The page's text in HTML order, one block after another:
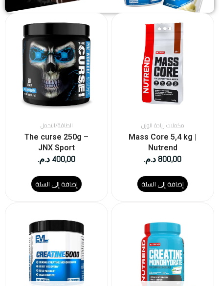
مكملات زيادة الوزن
Mass Core 5,4 kg |
Nutrend
800,00د.م.
إضافة إلى السلة
الطاقة/التحمل
The curse 250g –
JNX Sport
400,00 د.م.
إضافة إلى السلة